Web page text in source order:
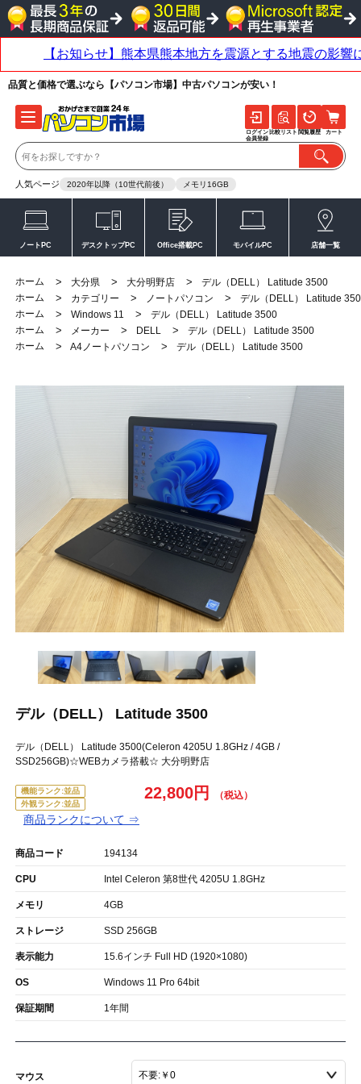
品質と価格で選ぶなら【パソコン市場】中古パソコンが安い！
人気ページ 2020年以降（10世代前後） メモリ16GB
ログイン
会員登録
比較リスト 閲覧履歴 カート
ノートPC デスクトップPC Office搭載PC モバイルPC 店舗一覧
ホーム > 大分県 > 大分明野店 >
デル（DELL） Latitude 3500
ホーム
> カテゴリー > ノートパソコン >
デル（DELL） Latitude
ホーム
> Windows 11 >
デル（DELL） Latitude 3500
ホーム
> メーカー > DELL >
デル（DELL） Latitude 3500
ホーム
> A4ノートパソコン > デル（DELL） Latitude 3500
デル（DELL） Latitude 3500
デル（DELL） Latitude 3500(Celeron 4205U 1.8GHz / 4GB /
SSD256GB)☆WEBカメラ搭載☆ 大分明野店
機能ランク:並品
外観ランク:並品
商品ランクについて ⇒
22,800円
商品コード 194134
CPU Intel Celeron 第8世代 4205U 1.8GHz
メモリ 4GB
ストレージ SSD 256GB
表示能力 15.6インチ Full HD (1920×1080)
OS Windows 11 Pro 64bit
保証期間 1年間
マウス